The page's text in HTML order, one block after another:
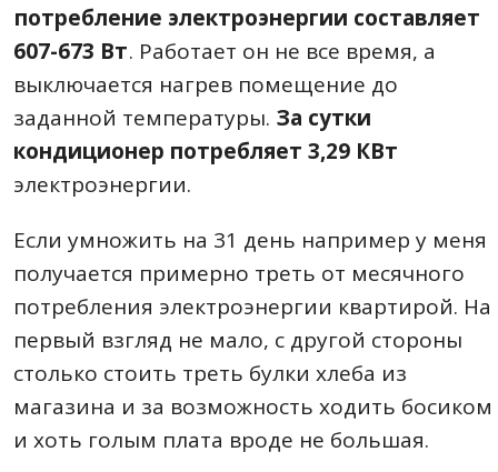
потребление электроэнергии составляет
607-673 Вт. Работает он не все время, а
выключается нагрев помещение до
заданной температуры. За сутки
кондиционер потребляет 3,29 КВт
электроэнергии.
Если умножить на 31 день например у меня
получается примерно треть от месячного
потребления электроэнергии квартирой. На
первый взгляд не мало, с другой стороны
столько стоить треть булки хлеба из
магазина и за возможность ходить босиком
и хоть голым плата вроде не большая.